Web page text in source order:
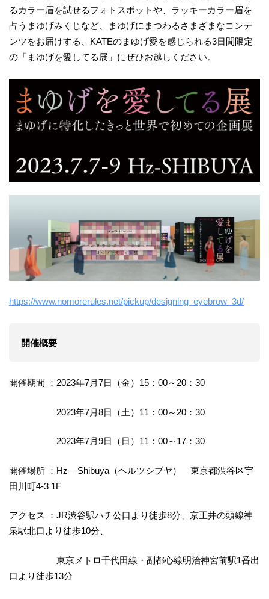
るカラー眉を試せるフォトスポットや、ラッキーカラー眉を
占うまゆげみくじなど、まゆげにまつわるさまざまなコンテ
ンツをお届けする、KATEのまゆげ愛を感じられる3日間限定
の「まゆげを愛してる展」にぜひお越しください。
https://www.nomorerules.net/pickup/designing_eyebrow_3d/
開催概要
開催期間 ：2023年7月7日（金）15：00～20：30
2023年7月8日（土）11：00～20：30
2023年7月9日（日）11：00～17：30
開催場所 ：Hz – Shibuya（ヘルツシブヤ） 東京都渋谷区宇
田川町4-3 1F
アクセス ：JR渋谷駅ハチ公口より徒歩8分、京王井の頭線神
泉駅北口より徒歩10分、
東京メトロ千代田線・副都心線明治神宮前駅1番出
口より徒歩13分